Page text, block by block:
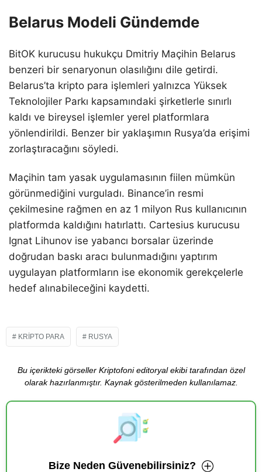
Belarus Modeli Gündemde
BitOK kurucusu hukukçu Dmitriy Maçihin Belarus
benzeri bir senaryonun olasılığını dile getirdi.
Belarus’ta kripto para işlemleri yalnızca Yüksek
Teknolojiler Parkı kapsamındaki şirketlerle sınırlı
kaldı ve bireysel işlemler yerel platformlara
yönlendirildi. Benzer bir yaklaşımın Rusya’da erişimi
zorlaştıracağını söyledi.
Maçihin tam yasak uygulamasının fiilen mümkün
görünmediğini vurguladı. Binance’in resmi
çekilmesine rağmen en az 1 milyon Rus kullanıcının
platformda kaldığını hatırlattı. Cartesius kurucusu
Ignat Lihunov ise yabancı borsalar üzerinde
doğrudan baskı aracı bulunmadığını yaptırım
uygulayan platformların ise ekonomik gerekçelerle
hedef alınabileceğini kaydetti.
KRIPTO PARA RUSYA
Bu içerikteki görseller Kriptofoni editoryal ekibi tarafından özel
olarak hazırlanmıştır. Kaynak gösterilmeden kullanılamaz.
Bize Neden Güvenebilirsiniz?